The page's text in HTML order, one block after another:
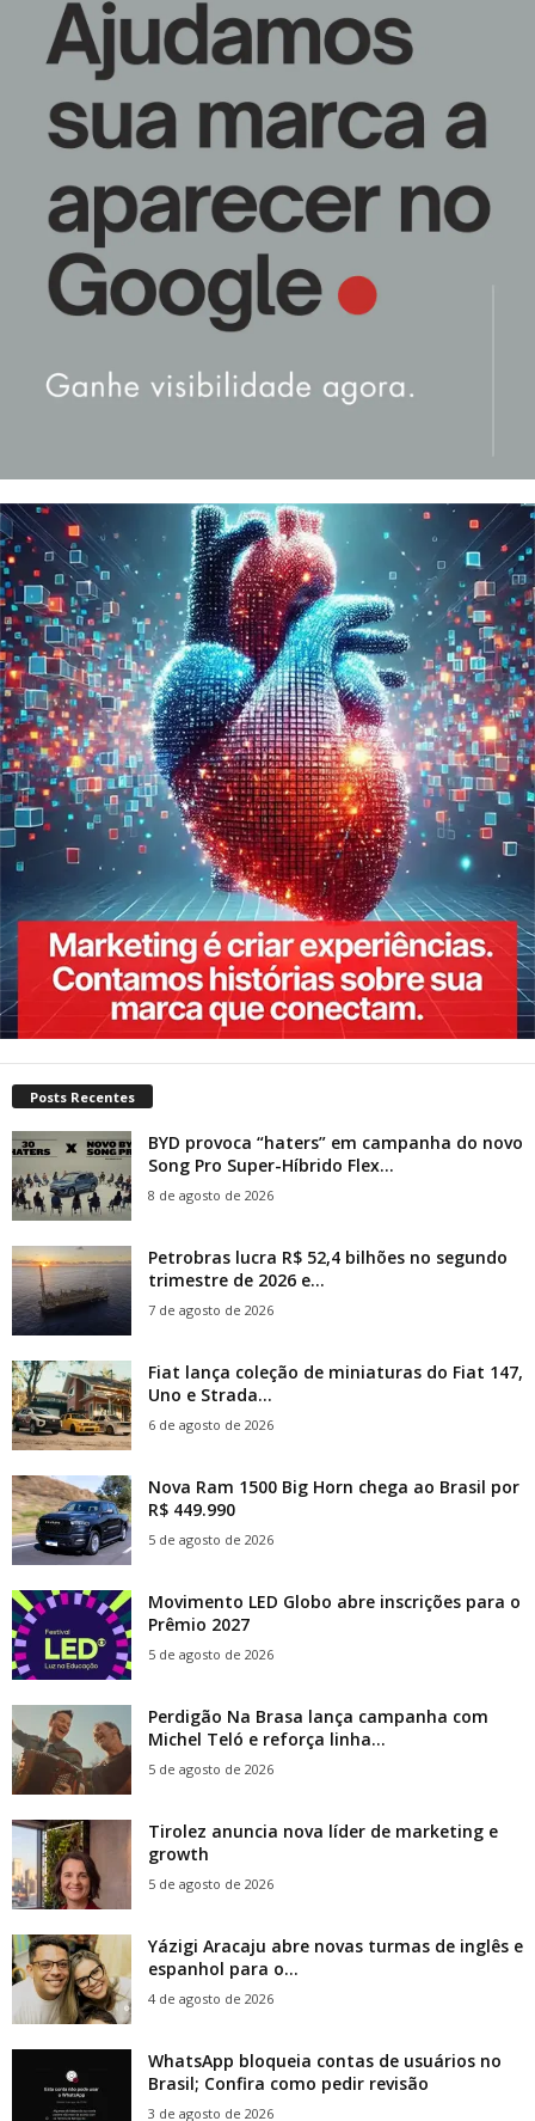
Posts Recentes
BYD provoca “haters” em campanha do novo
Song Pro Super-Híbrido Flex...
8 de agosto de 2026
Petrobras lucra R$ 52,4 bilhões no segundo
trimestre de 2026 e...
7 de agosto de 2026
Fiat lança coleção de miniaturas do Fiat 147,
Uno e Strada...
6 de agosto de 2026
Nova Ram 1500 Big Horn chega ao Brasil por
R$ 449.990
5 de agosto de 2026
Movimento LED Globo abre inscrições para o
Prêmio 2027
5 de agosto de 2026
Perdigão Na Brasa lança campanha com
Michel Teló e reforça linha...
5 de agosto de 2026
Tirolez anuncia nova líder de marketing e
growth
5 de agosto de 2026
Yázigi Aracaju abre novas turmas de inglês e
espanhol para o...
4 de agosto de 2026
WhatsApp bloqueia contas de usuários no
Brasil; Confira como pedir revisão
3 de agosto de 2026